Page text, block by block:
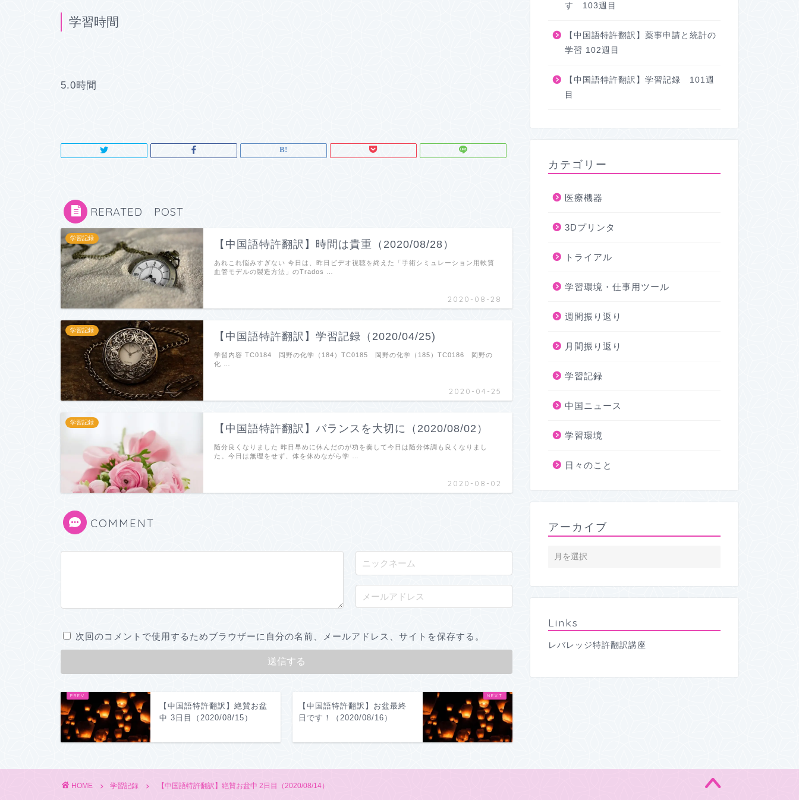
学習時間
5.0時間
RERATED POST
学習記録
【中国語特許翻訳】時間は貴重（2020/08/28）
2020-08-28
あれこれ悩みすぎない 今日は、昨日ビデオ視聴を終えた「手術シミュレーション用軟質
血管モデルの製造方法」のTrados …
学習記録
【中国語特許翻訳】学習記録（2020/04/25)
2020-04-25
学習内容 TC0184 岡野の化学（184）TC0185 岡野の化学（185）TC0186 岡野の
化 …
学習記録
【中国語特許翻訳】バランスを大切に（2020/08/02）
2020-08-02
随分良くなりました 昨日早めに休んだのが功を奏して今日は随分体調も良くなりまし
た。今日は無理をせず、体を休めながら学 …
COMMENT
次回のコメントで使用するためブラウザーに自分の名前、メールアドレス、サイトを保存する。
【中国語特許翻訳】絶賛お盆
中 3日目（2020/08/15）
【中国語特許翻訳】お盆最終
日です！（2020/08/16）
す 103週目
【中国語特許翻訳】薬事申請と統計の
学習 102週目
【中国語特許翻訳】学習記録 101週
目
カテゴリー
医療機器
3Dプリンタ
トライアル
学習環境・仕事用ツール
週間振り返り
月間振り返り
学習記録
中国ニュース
学習環境
日々のこと
アーカイブ
Links
レバレッジ特許翻訳講座
HOME 学習記録 【中国語特許翻訳】絶賛お盆中 2日目（2020/08/14）